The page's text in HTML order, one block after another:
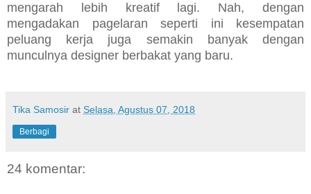
mengarah lebih kreatif lagi. Nah, dengan
mengadakan pagelaran seperti ini kesempatan
peluang kerja juga semakin banyak dengan
munculnya designer berbakat yang baru.
Tika Samosir at Selasa, Agustus 07, 2018
Berbagi
24 komentar: